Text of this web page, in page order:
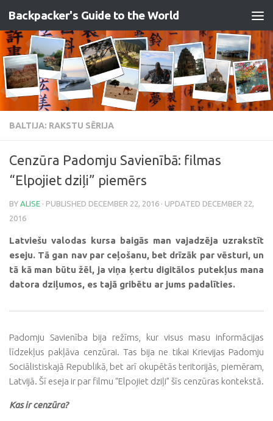
Skip to content
Backpacker's Guide to the World
BALTIJA: RAKSTU SĒRIJA
Cenzūra Padomju Savienībā: filmas
“Elpojiet dziļi” piemērs
BY ALISE · PUBLISHED DECEMBER 22, 2016 · UPDATED DECEMBER 22,
2016
Latviešu valodas kursa baigās man vajadzēja uzrakstīt
eseju. Tā gan nav par ceļošanu, bet drīzāk par vēsturi, un
tā kā man būtu žēl, ja viņa ķertu digitālos putekļus mana
datora dziļumos, es tajā gribētu ar jums padalīties.
Padomju Savienība bija režīms, kur visus masu informācijas
līdzekļus pakļāva cenzūrai. Tas bija ne tikai Krievijas Padomju
Sociālistiskajā Republikā, bet arī okupētās teritorijās, piemēram,
Latvijā. Šī eseja ir par filmu “Elpojiet dziļi” šīs cenzūras kontekstā.
Kas ir cenzūra?